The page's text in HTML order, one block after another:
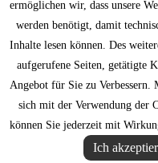
ermöglichen wir, dass unsere
werden benötigt, damit
Inhalte lesen können. Des
aufgerufene Seiten, getätigte
Angebot für Sie zu
sich mit der Verwendung der
können Sie jederzeit mit
Ich
IHR KONTO
SHOP-EINSTELLUNGEN
© 2026 - online-shop